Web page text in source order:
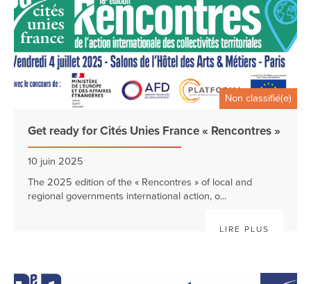
Non classifié(e)
Get ready for Cités Unies France « Rencontres »
10 juin 2025
The 2025 edition of the « Rencontres » of local and
regional governments international action, o...
LIRE PLUS